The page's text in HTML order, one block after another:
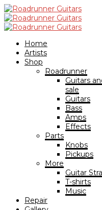
Home
Artists
Shop
Roadrunner
Guitars
sale
Guitars
Bass
Amps
Effects
Parts
Knobs
Pickups
More
Guitar
T-shirts
Music
Repair